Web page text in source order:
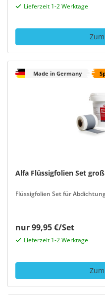
Lieferzeit 1-2 Werktage
Made in Germany
Alfa Flüssigfolien Set groß
Flüssigfolien Set für
nur 99,95 €/Set
Lieferzeit 1-2 Werktage